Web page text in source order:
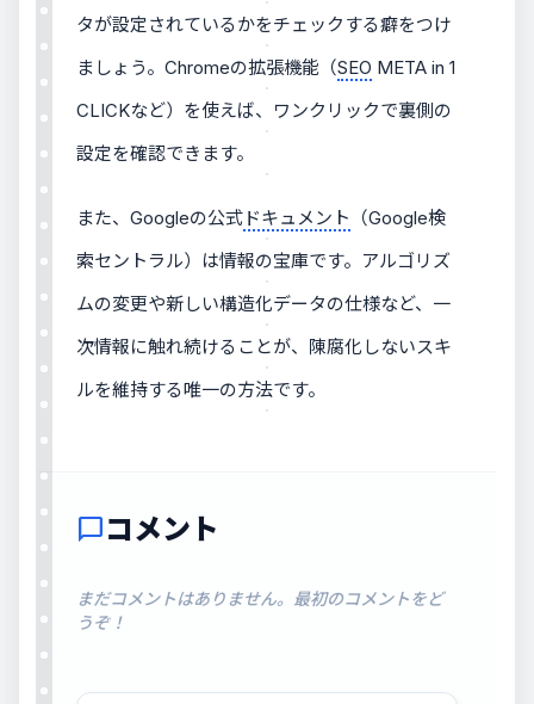
タが設定されているかをチェックする癖をつけ
ましょう。Chromeの拡張機能（SEO META in 1
CLICKなど）を使えば、ワンクリックで裏側の
設定を確認できます。
また、Googleの公式 ドキュメント
（Google検
索セントラル）は情報の宝庫です。アルゴリズ
ムの変更や新しい構造化データの仕様など、一
次情報に触れ続けることが、陳腐化しないスキ
ルを維持する唯一の方法です。
chat_bubbleコメント
まだコメントはありません。最初のコメントをど
うぞ！